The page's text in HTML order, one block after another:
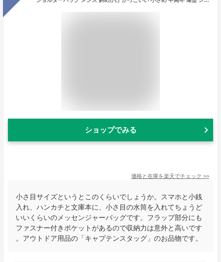
ショップでみる
価格と在庫を楽天でチェック >>
小さ目サイズというとこのくらいでしょうか。スマホと小銭
入れ、ハンカチと文庫本に、小さ目の水筒を入れてちょうど
いいくらいのメッセンジャーバッグです。フラップ部分にも
ファスナー付きポケットがあるので収納力は意外と高いです
。アウトドア用品の「キャプテンスタッグ」のお品物です。